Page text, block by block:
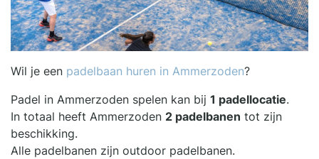
Wil je een padelbaan huren in Ammerzoden?
Padel in Ammerzoden spelen kan bij 1 padellocatie.
In totaal heeft Ammerzoden 2 padelbanen tot zijn
beschikking.
Alle padelbanen zijn outdoor padelbanen.